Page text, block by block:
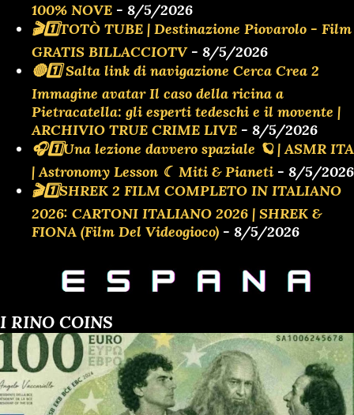
100% NOVE - 8/5/2026
🎬1️⃣TOTÒ TUBE | Destinazione Piovarolo - Film
GRATIS BILLACCIOTV- 8/5/2026
🔴1️⃣ Salta link di navigazione Cerca Crea 2
Immagine avatar Il caso della ricina a
Pietracatella: gli esperti tedeschi e il movente |
ARCHIVIO TRUE CRIME LIVE - 8/5/2026
🎧1️⃣Una lezione davvero spaziale 🪐 | ASMR ITA
| Astronomy Lesson ☾ Miti & Pianeti - 8/5/2026
🎬1️⃣SHREK 2 FILM COMPLETO IN ITALIANO
2026: CARTONI ITALIANO 2026 | SHREK &
FIONA (Film Del Videogioco) - 8/5/2026
I RINO COINS